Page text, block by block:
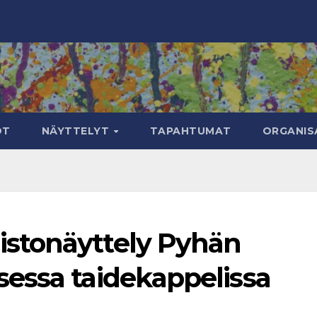
NÄYTTELYT TAPAHTUMAT
Pyhän
taidekappelissa